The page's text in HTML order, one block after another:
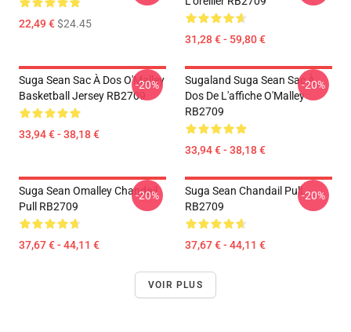
22,49 €$24.45
31,28 € - 59,80 €
Suga Sean Sac À Dos O'Malley
Basketball Jersey RB2709
33,94 € - 38,18 €
-20%
Sugaland Suga Sean Sac À
Dos De L'affiche O'Malley
RB2709
33,94 € - 38,18 €
-20%
Suga Sean Omalley Chandail
Pull RB2709
37,67 € - 44,11 €
-20%
Suga Sean Chandail Pull
RB2709
37,67 € - 44,11 €
-20%
VOIR PLUS